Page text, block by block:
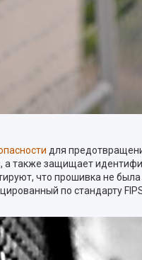
для
а также защищает
что прошивка не
по стандарту